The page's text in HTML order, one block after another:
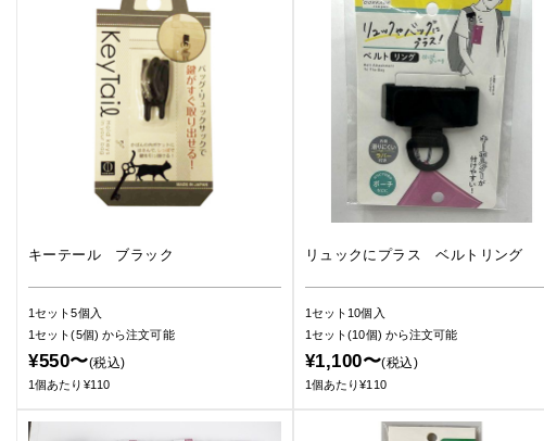
キーテール ブラック
1セット5個入
1セット(5個) から注文可能
¥550〜(税込)
1個あたり¥110
リュックにプラス ベルトリング
1セット10個入
1セット(10個) から注文可能
¥1,100〜(税込)
1個あたり¥110